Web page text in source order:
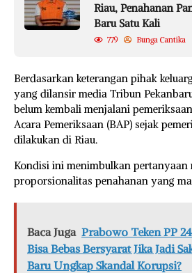
Riau, Penahanan
Baru Satu Kali
779 Bunga Cantika
Berdasarkan keterangan pihak
yang dilansir media Tribun
belum kembali menjalani
Acara Pemeriksaan (BAP) sejak
dilakukan di Riau.
Kondisi ini menimbulkan pertanyaan
proporsionalitas penahanan yang
Baca Juga Prabowo Teken PP
Bisa Bebas Bersyarat Jika Jadi
Baru Ungkap Skandal Korupsi?